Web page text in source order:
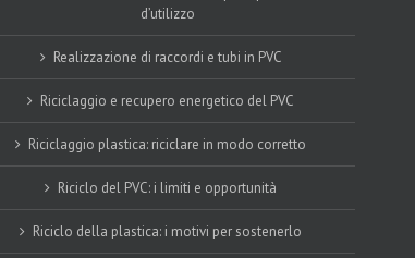
d’utilizzo
Realizzazione di raccordi e tubi in PVC
Riciclaggio e recupero energetico del PVC
Riciclaggio plastica: riciclare in modo corretto
Riciclo del PVC: i limiti e opportunità
Riciclo della plastica: i motivi per sostenerlo